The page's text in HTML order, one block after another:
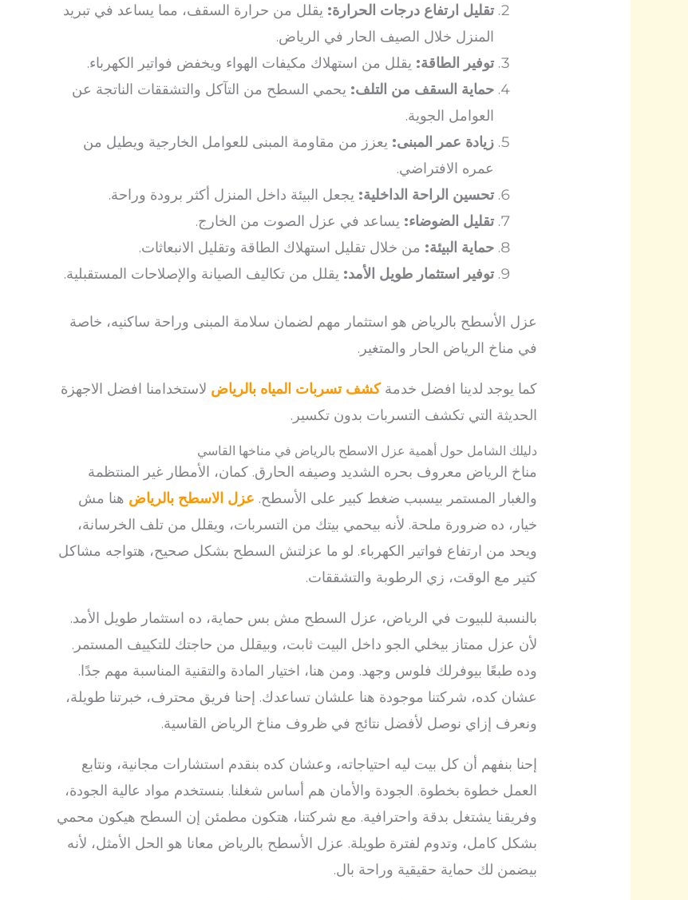
تقليل ارتفاع درجات الحرارة: يقلل من حرارة السقف، مما يساعد في تبريد
المنزل خلال الصيف الحار في الرياض.
توفير الطاقة: يقلل من استهلاك مكيفات الهواء ويخفض فواتير الكهرباء.
حماية السقف من التلف: يحمي السطح من التآكل والتشققات الناتجة عن
العوامل الجوية.
زيادة عمر المبنى: يعزز من مقاومة المبنى للعوامل الخارجية ويطيل من
عمره الافتراضي.
تحسين الراحة الداخلية: يجعل البيئة داخل المنزل أكثر برودة وراحة.
تقليل الضوضاء: يساعد في عزل الصوت من الخارج.
حماية البيئة: من خلال تقليل استهلاك الطاقة وتقليل الانبعاثات.
توفير استثمار طويل الأمد: يقلل من تكاليف الصيانة والإصلاحات المستقبلية.
عزل الأسطح بالرياض هو استثمار مهم لضمان سلامة المبنى وراحة ساكنيه، خاصة
في مناخ الرياض الحار والمتغير.
كما يوجد لدينا افضل خدمةكشف تسربات المياه بالرياض لاستخدامنا افضل الاجهزة
الحديثة التي تكشف التسربات بدون تكسير.
دليلك الشامل حول أهمية عزل الاسطح بالرياض في مناخها القاسي
مناخ الرياض معروف بحره الشديد وصيفه الحارق. كمان، الأمطار غير المنتظمة
والغبار المستمر بيسبب ضغط كبير على الأسطح. عزل الاسطح بالرياض هنا مش
خيار، ده ضرورة ملحة. لأنه بيحمي بيتك من التسربات، ويقلل من تلف الخرسانة،
ويحد من ارتفاع فواتير الكهرباء. لو ما عزلتش السطح بشكل صحيح، هتواجه مشاكل
كتير مع الوقت، زي الرطوبة والتشققات.
بالنسبة للبيوت في الرياض، عزل السطح مش بس حماية، ده استثمار طويل الأمد.
لأن عزل ممتاز بيخلي الجو داخل البيت ثابت، وبيقلل من حاجتك للتكييف المستمر.
وده طبعًا بيوفرلك فلوس وجهد. ومن هنا، اختيار المادة والتقنية المناسبة مهم جدًا.
عشان كده، شركتنا موجودة هنا علشان تساعدك. إحنا فريق محترف، خبرتنا طويلة،
ونعرف إزاي نوصل لأفضل نتائج في ظروف مناخ الرياض القاسية.
إحنا بنفهم أن كل بيت ليه احتياجاته، وعشان كده بنقدم استشارات مجانية، ونتابع
العمل خطوة بخطوة. الجودة والأمان هم أساس شغلنا. بنستخدم مواد عالية الجودة،
وفريقنا يشتغل بدقة واحترافية. مع شركتنا، هتكون مطمئن إن السطح هيكون محمي
بشكل كامل، وتدوم لفترة طويلة. عزل الأسطح بالرياض معانا هو الحل الأمثل، لأنه
بيضمن لك حماية حقيقية وراحة بال.